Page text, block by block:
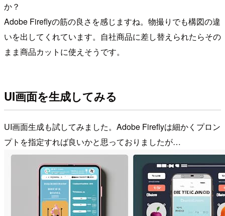
か？
Adobe Fireflyの筋の良さを感じますね。物撮りでも構図の違
いを出してくれています。自社商品に差し替えられたらその
まま商品カットに使えそうです。
UI画面を生成してみる
UI画面生成も試してみました。Adobe Fireflyは細かくプロン
プトを指定すれば良いかと思っておりましたが…